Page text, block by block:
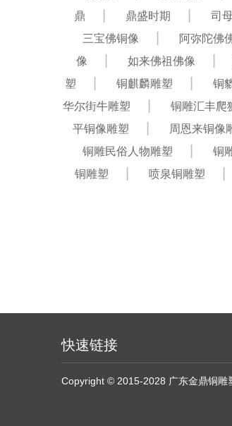
鼎
鼎盛时期 司
三宝佛铜像
阿弥陀佛
像
如来佛祖佛像
塑
铜麒麟雕塑 铜
华尔街牛雕塑
铜雕汇丰爬
平铜像雕塑
周恩来铜像
铜雕民俗人物雕塑
铜
铜雕塑
喷泉铜雕塑
快速链接
Copyright © 2015-2028 广东金鼎铜雕